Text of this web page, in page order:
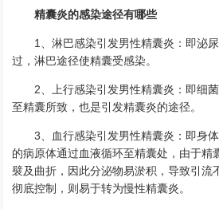
精囊炎的感染途径有哪些
1、淋巴感染引发男性精囊炎：即泌
过，淋巴途径使精囊受感染。
2、上行感染引发男性精囊炎：即细
至精囊所致，也是引发精囊炎的途径。
3、血行感染引发男性精囊炎：即身
的病原体通过血液循环至精囊处，由于精
襞及曲折，因此分泌物易淤积，导致引流
彻底控制，则易于转为慢性精囊炎。